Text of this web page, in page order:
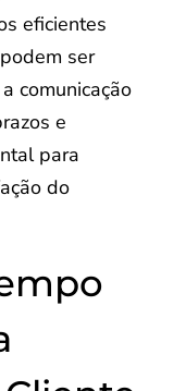
eficientes
ser
comunicação
e
para
do